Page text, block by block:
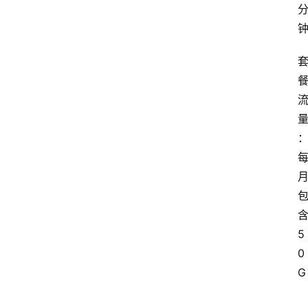
分
钟
套
餐
流
量
：
每
月
包
含
5
0
G